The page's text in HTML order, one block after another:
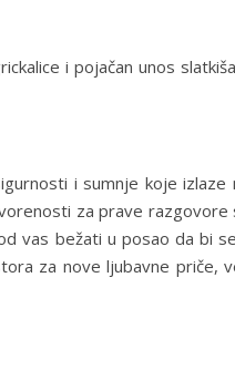
i pojačan unos
i sumnje koje izlaze
za prave razgovore
vas bežati u posao da bi
za nove ljubavne priče,